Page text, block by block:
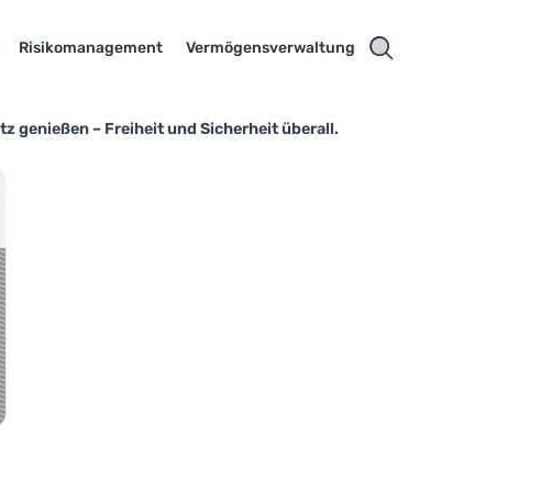
Risikomanagement Vermögensverwaltung
genießen – Freiheit und Sicherheit überall.